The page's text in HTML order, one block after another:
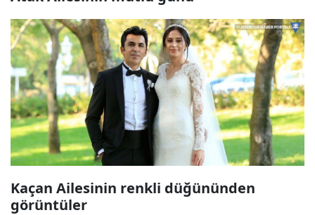
Kaçan Ailesinin renkli düğününden
görüntüler